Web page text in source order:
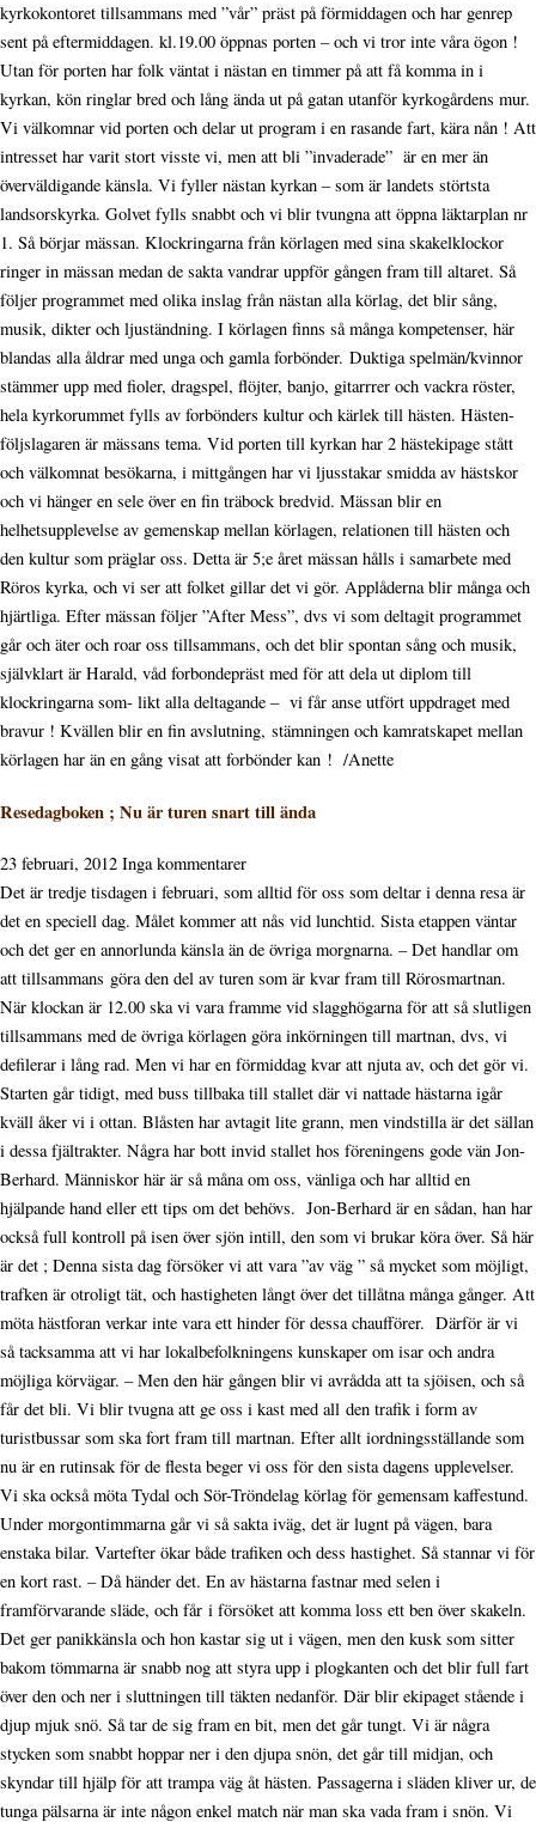
kyrkokontoret tillsammans med ”vår” präst på förmiddagen och har genrep
sent på eftermiddagen. kl.19.00 öppnas porten – och vi tror inte våra ögon !
Utan för porten har folk väntat i nästan en timmer på att få komma in i
kyrkan, kön ringlar bred och lång ända ut på gatan utanför kyrkogårdens mur.
Vi välkomnar vid porten och delar ut program i en rasande fart, kära nån ! Att
intresset har varit stort visste vi, men att bli ”invaderade” är en mer än
överväldigande känsla. Vi fyller nästan kyrkan – som är landets störtsta
landsorskyrka. Golvet fylls snabbt och vi blir tvungna att öppna läktarplan nr
1. Så börjar mässan. Klockringarna från körlagen med sina skakelklockor
ringer in mässan medan de sakta vandrar uppför gången fram till altaret. Så
följer programmet med olika inslag från nästan alla körlag, det blir sång,
musik, dikter och ljuständning. I körlagen finns så många kompetenser, här
blandas alla åldrar med unga och gamla forbönder. Duktiga spelmän/kvinnor
stämmer upp med fioler, dragspel, flöjter, banjo, gitarrrer och vackra röster,
hela kyrkorummet fylls av forbönders kultur och kärlek till hästen. Hästen-
följslagaren är mässans tema. Vid porten till kyrkan har 2 hästekipage stått
och välkomnat besökarna, i mittgången har vi ljusstakar smidda av hästskor
och vi hänger en sele över en fin träbock bredvid. Mässan blir en
helhetsupplevelse av gemenskap mellan körlagen, relationen till hästen och
den kultur som präglar oss. Detta är 5;e året mässan hålls i samarbete med
Röros kyrka, och vi ser att folket gillar det vi gör. Applåderna blir många och
hjärtliga. Efter mässan följer ”After Mess”, dvs vi som deltagit programmet
går och äter och roar oss tillsammans, och det blir spontan sång och musik,
självklart är Harald, våd forbondepräst med för att dela ut diplom till
klockringarna som- likt alla deltagande – vi får anse utfört uppdraget med
bravur ! Kvällen blir en fin avslutning, stämningen och kamratskapet mellan
körlagen har än en gång visat att forbönder kan ! /Anette
Resedagboken ; Nu är turen snart till ända
23 februari, 2012 Inga kommentarer
Det är tredje tisdagen i februari, som alltid för oss som deltar i denna resa är
det en speciell dag. Målet kommer att nås vid lunchtid. Sista etappen väntar
och det ger en annorlunda känsla än de övriga morgnarna. – Det handlar om
att tillsammans göra den del av turen som är kvar fram till Rörosmartnan.
När klockan är 12.00 ska vi vara framme vid slagghögarna för att så slutligen
tillsammans med de övriga körlagen göra inkörningen till martnan, dvs, vi
defilerar i lång rad. Men vi har en förmiddag kvar att njuta av, och det gör vi.
Starten går tidigt, med buss tillbaka till stallet där vi nattade hästarna igår
kväll åker vi i ottan. Blåsten har avtagit lite grann, men vindstilla är det sällan
i dessa fjältrakter. Några har bott invid stallet hos föreningens gode vän Jon-
Berhard. Människor här är så måna om oss, vänliga och har alltid en
hjälpande hand eller ett tips om det behövs. Jon-Berhard är en sådan, han har
också full kontroll på isen över sjön intill, den som vi brukar köra över. Så här
är det ; Denna sista dag försöker vi att vara ”av väg ” så mycket som möjligt,
trafken är otroligt tät, och hastigheten långt över det tillåtna många gånger. Att
möta hästforan verkar inte vara ett hinder för dessa chaufförer. Därför är vi
så tacksamma att vi har lokalbefolkningens kunskaper om isar och andra
möjliga körvägar. – Men den här gången blir vi avrådda att ta sjöisen, och så
får det bli. Vi blir tvugna att ge oss i kast med all den trafik i form av
turistbussar som ska fort fram till martnan. Efter allt iordningsställande som
nu är en rutinsak för de flesta beger vi oss för den sista dagens upplevelser.
Vi ska också möta Tydal och Sör-Tröndelag körlag för gemensam kaffestund.
Under morgontimmarna går vi så sakta iväg, det är lugnt på vägen, bara
enstaka bilar. Vartefter ökar både trafiken och dess hastighet. Så stannar vi för
en kort rast. – Då händer det. En av hästarna fastnar med selen i
framförvarande släde, och får i försöket att komma loss ett ben över skakeln.
Det ger panikkänsla och hon kastar sig ut i vägen, men den kusk som sitter
bakom tömmarna är snabb nog att styra upp i plogkanten och det blir full fart
över den och ner i sluttningen till täkten nedanför. Där blir ekipaget stående i
djup mjuk snö. Så tar de sig fram en bit, men det går tungt. Vi är några
stycken som snabbt hoppar ner i den djupa snön, det går till midjan, och
skyndar till hjälp för att trampa väg åt hästen. Passagerna i släden kliver ur, de
tunga pälsarna är inte någon enkel match när man ska vada fram i snön. Vi